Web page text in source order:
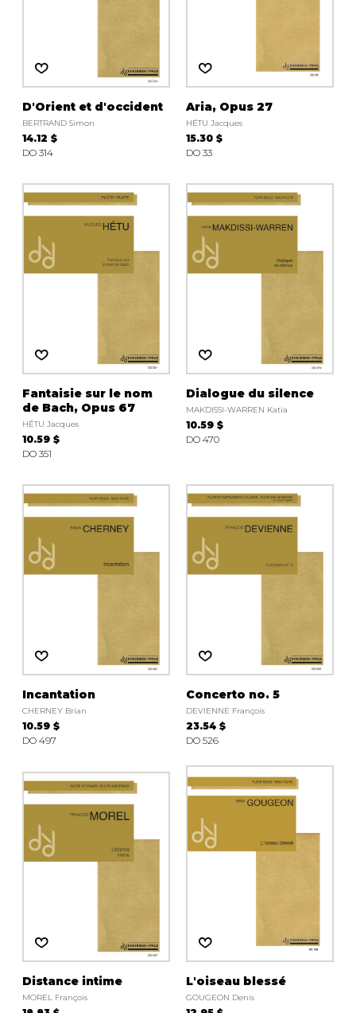
D'Orient et d'occident
BERTRAND Simon
14.12 $
DO 314
Aria, Opus 27
HÉTU Jacques
15.30 $
DO 33
Fantaisie sur le nom
de Bach, Opus 67
HÉTU Jacques
10.59 $
DO 351
Dialogue du silence
MAKDISSI-WARREN Katia
10.59 $
DO 470
Incantation
CHERNEY Brian
10.59 $
DO 497
Concerto no. 5
DEVIENNE François
23.54 $
DO 526
Distance intime
MOREL François
L'oiseau blessé
GOUGEON Denis